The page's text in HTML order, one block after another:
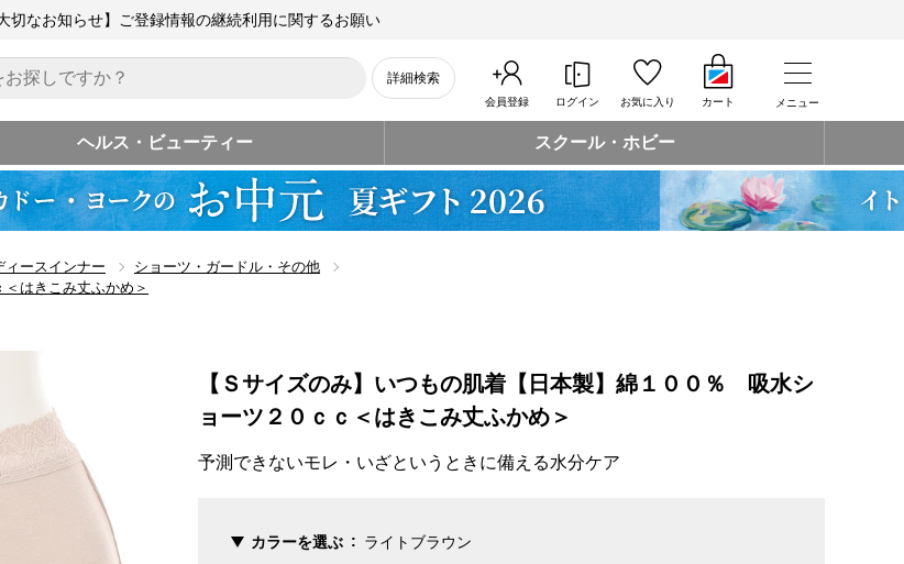
大切なお知らせ】ご登録情報の継続利用に関するお願い
詳細検索
会員登録 ログイン お気に入り カート メニュー
ヘルス・ビューティー スクール・ホビー
ィースインナー
ショーツ・ガードル・その他
はきこみ丈ふかめ＞
【Ｓサイズのみ】いつもの肌着【日本製】綿１００％ 吸水シ
ョーツ２０ｃｃ＜はきこみ丈ふかめ＞
予測できないモレ・いざというときに備える水分ケア
カラーを選ぶ ライトブラウン